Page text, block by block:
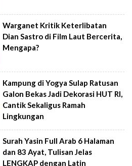
Warganet Kritik Keterlibatan
Dian Sastro di Film Laut Bercerita,
Mengapa?
Kampung di Yogya Sulap Ratusan
Galon Bekas Jadi Dekorasi HUT RI,
Cantik Sekaligus Ramah
Lingkungan
Surah Yasin Full Arab 6 Halaman
dan 83 Ayat, Tulisan Jelas
LENGKAP dengan Latin